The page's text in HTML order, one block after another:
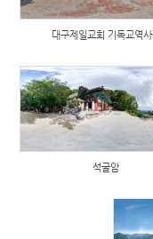
대구제일교회 기독교역
석굴암